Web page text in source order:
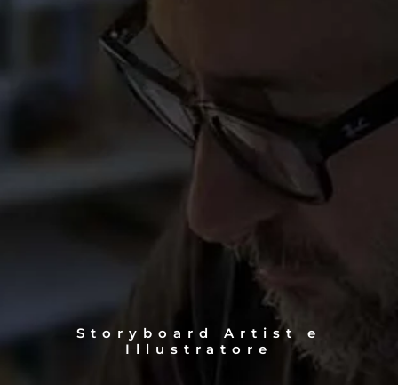
Storyboard Artist e
Illustratore